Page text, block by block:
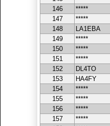
146
*****
147
*****
148
LA1EBA
149
*****
150
*****
151
*****
152
DL4TO
153
HA4FY
154
*****
155
*****
156
*****
157
*****